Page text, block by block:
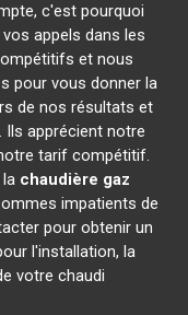
c'est pourquoi
appels dans les
et nous
pour vous donner la
de nos résultats et
apprécient notre
tarif compétitif.
chaudière gaz
impatients de
pour obtenir un
l'installation, la
votre chaudi